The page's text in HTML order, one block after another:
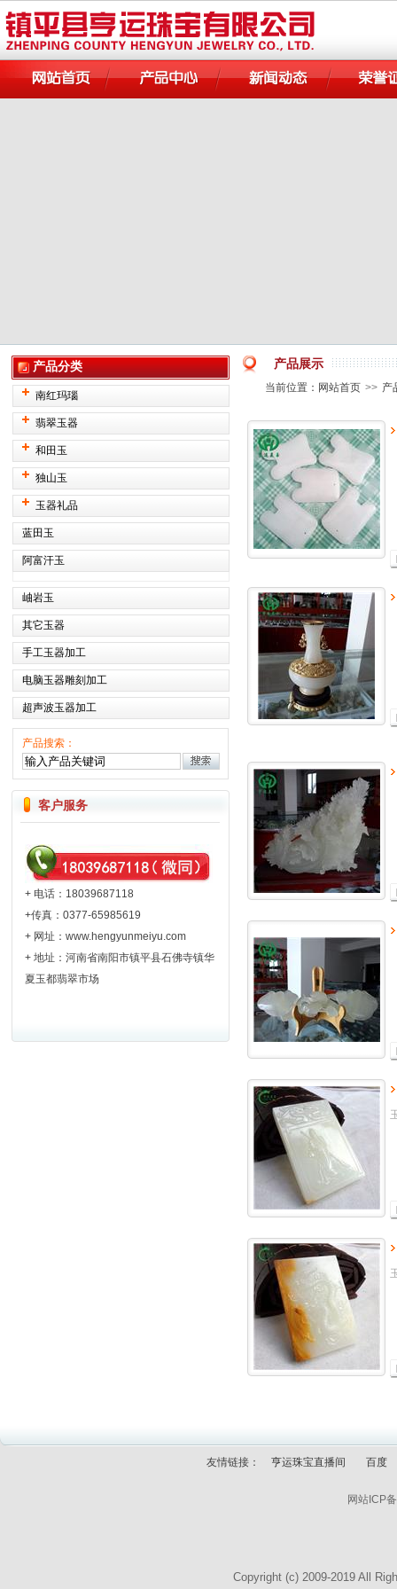
产品分类
南红玛瑙
翡翠玉器
和田玉
独山玉
玉器礼品
蓝田玉
阿富汗玉
岫岩玉
其它玉器
手工玉器加工
电脑玉器雕刻加工
超声波玉器加工
产品搜索：
客户服务
+ 电话：18039687118
+传真：0377-65985619
+ 网址： www.hengyunmeiyu.com
+ 地址：河南省南阳市镇平县石佛寺镇华
夏玉都翡翠市场
产品展示
当前位置： 网站首页 >> 产
友情链接： 亨运珠宝直播间 百度
网站ICP
Copyright (c) 2009-2019 All